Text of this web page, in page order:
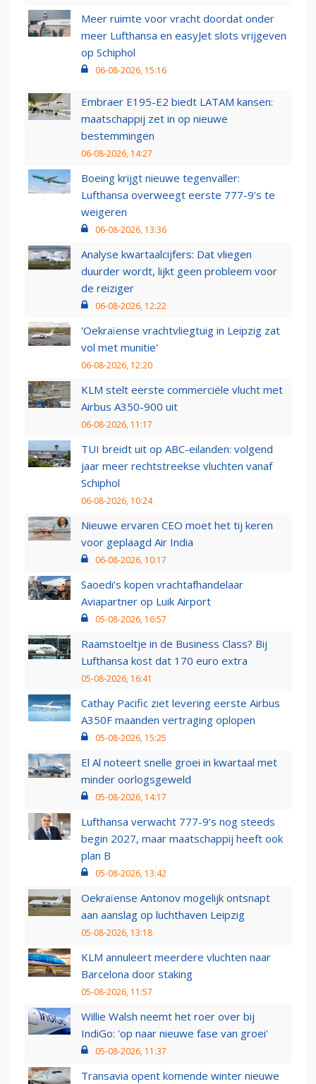
Meer ruimte voor vracht doordat onder
meer Lufthansa en easyJet slots vrijgeven
op Schiphol
06-08-2026, 15:16
Embraer E195-E2 biedt LATAM kansen:
maatschappij zet in op nieuwe
bestemmingen
06-08-2026, 14:27
Boeing krijgt nieuwe tegenvaller:
Lufthansa overweegt eerste 777-9’s te
weigeren
06-08-2026, 13:36
Analyse kwartaalcijfers: Dat vliegen
duurder wordt, lijkt geen probleem voor
de reiziger
06-08-2026, 12:22
'Oekraïense vrachtvliegtuig in Leipzig zat
vol met munitie'
06-08-2026, 12:20
KLM stelt eerste commerciële vlucht met
Airbus A350-900 uit
06-08-2026, 11:17
TUI breidt uit op ABC-eilanden: volgend
jaar meer rechtstreekse vluchten vanaf
Schiphol
06-08-2026, 10:24
Nieuwe ervaren CEO moet het tij keren
voor geplaagd Air India
06-08-2026, 10:17
Saoedi’s kopen vrachtafhandelaar
Aviapartner op Luik Airport
05-08-2026, 16:57
Raamstoeltje in de Business Class? Bij
Lufthansa kost dat 170 euro extra
05-08-2026, 16:41
Cathay Pacific ziet levering eerste Airbus
A350F maanden vertraging oplopen
05-08-2026, 15:25
El Al noteert snelle groei in kwartaal met
minder oorlogsgeweld
05-08-2026, 14:17
Lufthansa verwacht 777-9’s nog steeds
begin 2027, maar maatschappij heeft ook
plan B
05-08-2026, 13:42
Oekraïense Antonov mogelijk ontsnapt
aan aanslag op luchthaven Leipzig
05-08-2026, 13:18
KLM annuleert meerdere vluchten naar
Barcelona door staking
05-08-2026, 11:57
Willie Walsh neemt het roer over bij
IndiGo: 'op naar nieuwe fase van groei'
05-08-2026, 11:37
Transavia opent komende winter nieuwe